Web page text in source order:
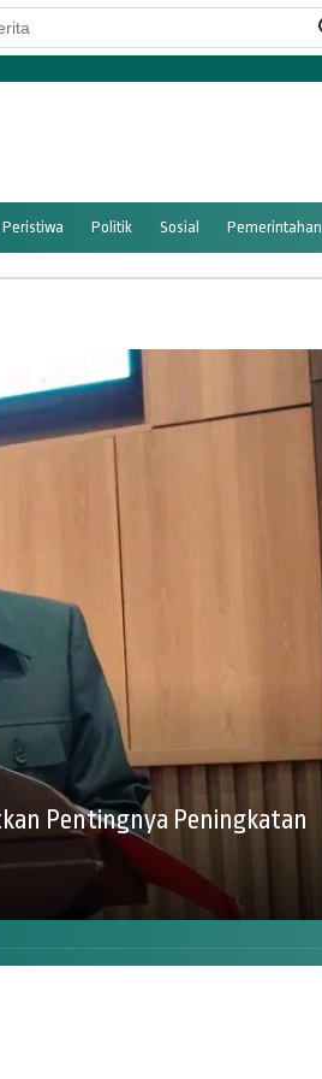
Peristiwa Politik Sosial Pemerintahan
Pentingnya Peningkatan